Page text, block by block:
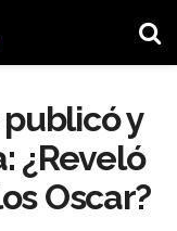
y
¿Reveló
Oscar?